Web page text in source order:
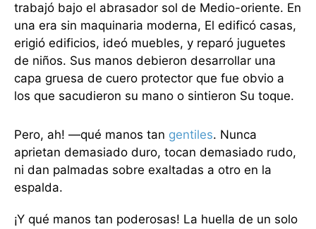
trabajó bajo el abrasador sol de Medio-oriente. En
una era sin maquinaria moderna, El edificó casas,
erigió edificios, ideó muebles, y reparó juguetes
de niños. Sus manos debieron desarrollar una
capa gruesa de cuero protector que fue obvio a
los que sacudieron su mano o sintieron Su toque.
Pero, ah! —qué manos tan gentiles. Nunca
aprietan demasiado duro, tocan demasiado rudo,
ni dan palmadas sobre exaltadas a otro en la
espalda.
¡Y qué manos tan poderosas! La huella de un solo